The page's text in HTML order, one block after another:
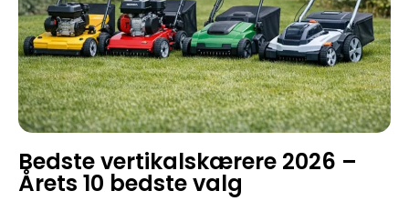
Bedste vertikalskærere 2026 –
Årets 10 bedste valg